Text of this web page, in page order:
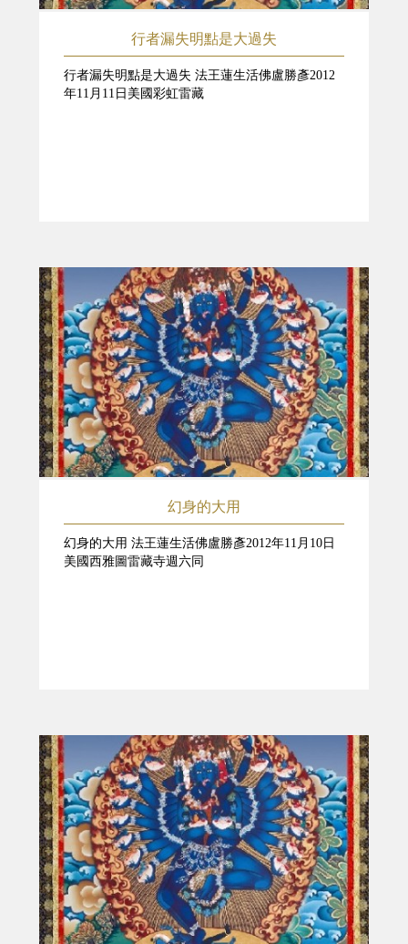
行者漏失明點是大過失
行者漏失明點是大過失 法王蓮生活佛盧勝彥2012
年11月11日美國彩虹雷藏
幻身的大用
幻身的大用 法王蓮生活佛盧勝彥2012年11月10日
美國西雅圖雷藏寺週六同